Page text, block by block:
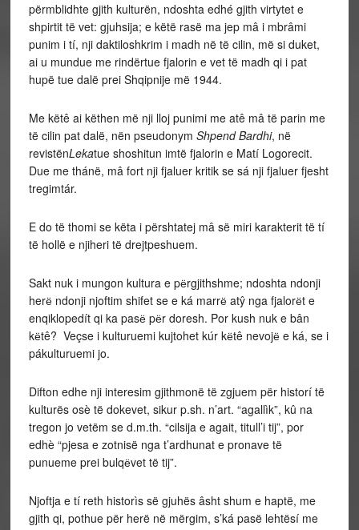
përmblidhte gjith kulturën, ndoshta edhé gjith virtytet e
shpirtit të vet: gjuhsija; e këtë rasë ma jep mâ i mbrâmi
punim i tí, nji daktiloshkrim i madh në të cilin, më si duket,
ai u mundue me rindërtue fjalorin e vet të madh qi i pat
hupë tue dalë prei Shqipnije më 1944.
Me këtê ai këthen më nji lloj punimi me atê mâ të parin me
të cilin pat dalë, nën pseudonym Shpend Bardhi, në
revistënLekatue shoshitun imtë fjalorin e Matí Logorecit.
Due me thánë, mâ fort nji fjaluer kritik se sá nji fjaluer fjesht
tregimtár.
E do të thomi se këta i përshtatej mâ së miri karakterit të tí
të hollë e njiheri të drejtpeshuem.
Sakt nuk i mungon kultura e pёrgjithshme; ndoshta ndonji
herё ndonji njoftim shifet se e ká marrё atŷ nga fjalorёt e
enqiklopedít qi ka pasё pёr doresh. Por kush nuk e bân
kёtê? Veçse i kulturuemi kujtohet kúr kёtê nevojё e ká, se i
pákulturuemi jo.
Difton edhe nji interesim gjithmonë të zgjuem për historí të
kulturës osè të dokevet, sikur p.sh. n’art. “agallìk”, kû na
tregon jo vetëm se d.m.th. “cilsija e agait, titull’i tij”, por
edhè “pjesa e zotnisë nga t’ardhunat e pronave të
punueme prei bulqёvet të tij”.
Njoftja e tí reth historìs së gjuhës âsht shum e haptë, me
gjith qi, pothue për herë në mërgim, s’ká pasë lehtësí me